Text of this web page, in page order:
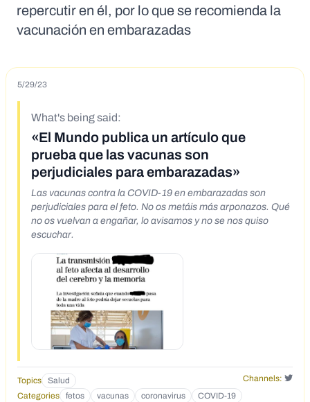
repercutir en él, por lo que se recomienda la
vacunación en embarazadas
5/29/23
What's being said:
«El Mundo publica un artículo que
prueba que las vacunas son
perjudiciales para embarazadas»
Las vacunas contra la COVID-19 en embarazadas son
perjudiciales para el feto. No os metáis más arponazos. Qué
no os vuelvan a engañar, lo avisamos y no se nos quiso
escuchar.
Topics Salud
Channels:
Categories
fetos vacunas coronavirus
COVID-19